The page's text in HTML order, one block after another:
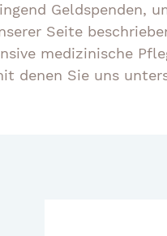
Geldspenden,
Seite
medizinische
denen Sie uns